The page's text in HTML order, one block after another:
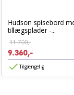
Hudson spisebord
tillægsplader -...
11.700,-
9.360,-
Tilgængelig